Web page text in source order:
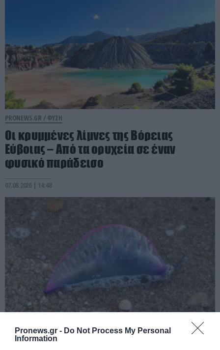
Pronews.gr - Do Not Process My Personal
Information
PRONEWS.GR / ΦΥΣΗ
Οι κρυμμένες λίμνες της Βόρειας
Εύβοιας – Από τα ορυχεία σε έναν
φυσικό παράδεισο
07.08.2026 | 14:48
Γαλλία: Κλείνουν παραλίες μετά την